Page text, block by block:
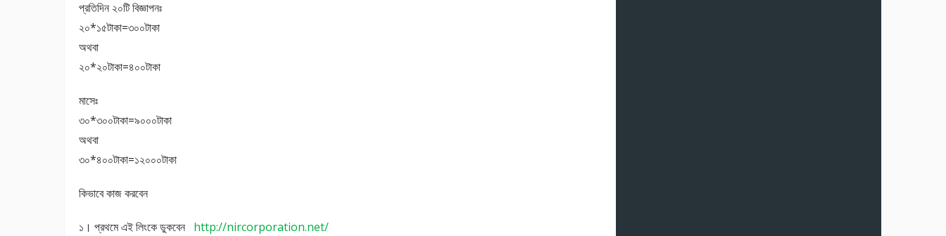
প্রতিদিন ২০টি বিজ্ঞাপনঃ
২০*১৫টাকা=৩০০টাকা
অথবা
২০*২০টাকা=৪০০টাকা
মাসেঃ
৩০*৩০০টাকা=৯০০০টাকা
অথবা
৩০*৪০০টাকা=১২০০০টাকা
কিভাবে কাজ করবেন
১। প্রথমে এই লিংকে ডুকবেন http://nircorporation.net/